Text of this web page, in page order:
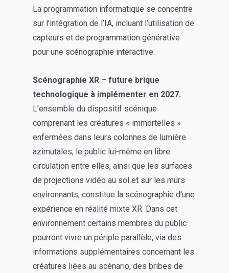
La programmation informatique se concentre
sur l’intégration de l’IA, incluant l’utilisation de
capteurs et de programmation générative
pour une scénographie interactive.
Scénographie XR – future brique
technologique à implémenter en 2027.
L’ensemble du dispositif scénique
comprenant les créatures « immortelles »
enfermées dans leurs colonnes de lumière
azimutales, le public lui-même en libre
circulation entre elles, ainsi que les surfaces
de projections vidéo au sol et sur les murs
environnants, constitue la scénographie d’une
expérience en réalité mixte XR. Dans cet
environnement certains membres du public
pourront vivre un périple parallèle, via des
informations supplémentaires concernant les
créatures liées au scénario, des bribes de